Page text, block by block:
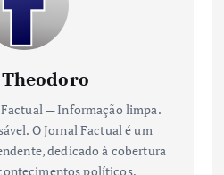
— Informação limpa.
O Jornal Factual é um
dedicado à cobertura
políticos,